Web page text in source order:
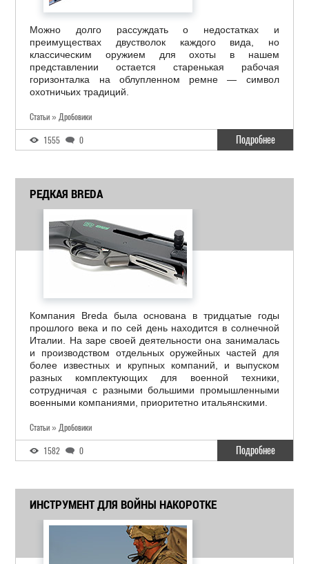
Можно долго рассуждать о недостатках и
преимуществах двустволок каждого вида, но
классическим оружием для охоты в нашем
представлении остается старенькая рабочая
горизонталка на облупленном ремне — символ
охотничьих традиций.
Статьи » Дробовики
1555 0 Подробнее
РЕДКАЯ BREDA
Компания Breda была основана в тридцатые годы
прошлого века и по сей день находится в солнечной
Италии. На заре своей деятельности она занималась
и производством отдельных оружейных частей для
более известных и крупных компаний, и выпуском
разных комплектующих для военной техники,
сотрудничая с разными большими промышленными
военными компаниями, приоритетно итальянскими.
Статьи » Дробовики
1582 0 Подробнее
ИНСТРУМЕНТ ДЛЯ ВОЙНЫ НАКОРОТКЕ